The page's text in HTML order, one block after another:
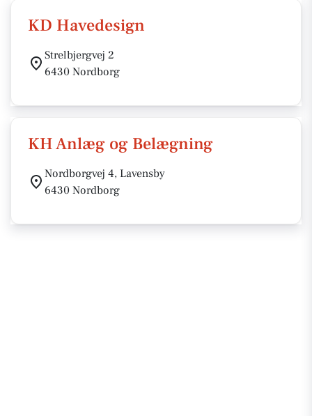
KD Havedesign
Strelbjergvej 2
6430 Nordborg
KH Anlæg og Belægning
Nordborgvej 4, Lavensby
6430 Nordborg